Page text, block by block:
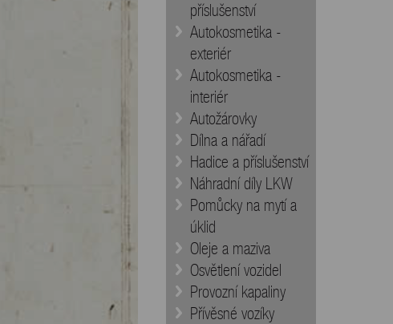
příslušenství
Autokosmetika -
exteriér
Autokosmetika -
interiér
Autožárovky
Dílna a nářadí
Hadice a příslušenství
Náhradní díly LKW
Pomůcky na mytí a
úklid
Oleje a maziva
Osvětlení vozidel
Provozní kapaliny
Přívěsné vozíky